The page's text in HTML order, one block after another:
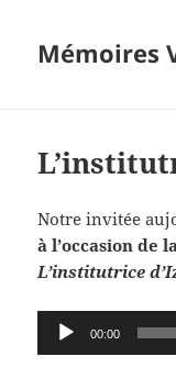
Mémoires
Notre invitée
à l’occasion de
L’institutrice
Lecteur
audio
00:00